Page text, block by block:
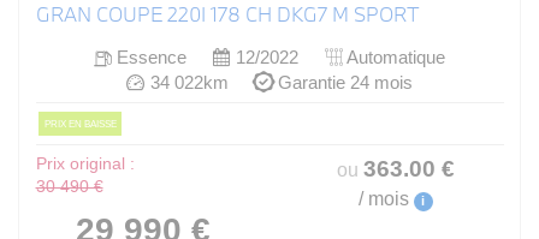
GRAN COUPE 220I 178 CH DKG7 M SPORT
Essence 12/2022
Automatique
34 022km
Garantie 24 mois
PRIX EN BAISSE
Prix original :
30 490 €
29 990 €
ou 363.00 €
/ mois i